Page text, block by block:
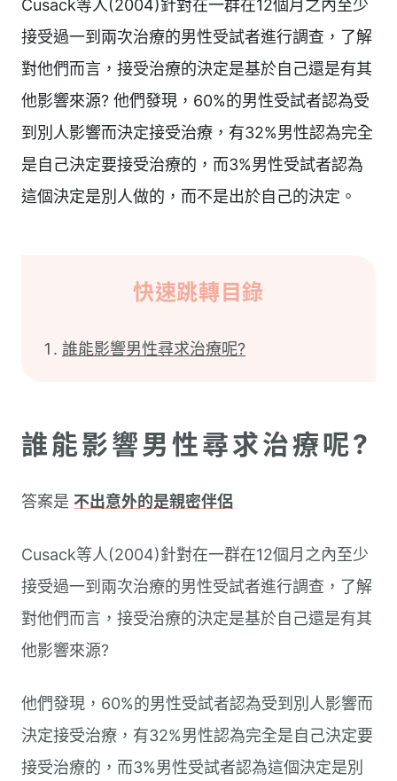
Cusack等人(2004)針對在一群在12個月之內至少
接受過一到兩次治療的男性受試者進行調查，了解
對他們而言，接受治療的決定是基於自己還是有其
他影響來源? 他們發現，60%的男性受試者認為受
到別人影響而決定接受治療，有32%男性認為完全
是自己決定要接受治療的，而3%男性受試者認為
這個決定是別人做的，而不是出於自己的決定。
快速跳轉目錄
誰能影響男性尋求治療呢?
誰能影響男性尋求治療呢?
答案是 不出意外的是親密伴侶
Cusack等人(2004)針對在一群在12個月之內至少
接受過一到兩次治療的男性受試者進行調查，了解
對他們而言，接受治療的決定是基於自己還是有其
他影響來源?
他們發現，60%的男性受試者認為受到別人影響而
決定接受治療，有32%男性認為完全是自己決定要
接受治療的，而3%男性受試者認為這個決定是別